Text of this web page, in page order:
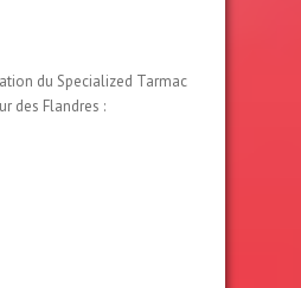
du Specialized Tarmac
des Flandres :